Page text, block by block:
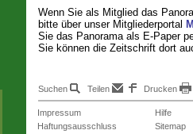
Wenn Sie als Mitglied das
bitte über unser Mitgliederportal
Sie das Panorama als E-Paper
Sie können die Zeitschrift dort
Suchen Teilen Drucken
Impressum
Haftungsausschluss
Hilfe
Sitemap